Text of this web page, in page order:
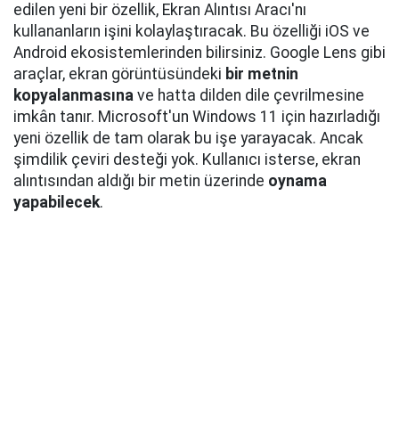
edilen yeni bir özellik, Ekran Alıntısı Aracı'nı
kullananların işini kolaylaştıracak. Bu özelliği iOS ve
Android ekosistemlerinden bilirsiniz. Google Lens gibi
araçlar, ekran görüntüsündeki bir metnin
kopyalanmasına ve hatta dilden dile çevrilmesine
imkân tanır. Microsoft'un Windows 11 için hazırladığı
yeni özellik de tam olarak bu işe yarayacak. Ancak
şimdilik çeviri desteği yok. Kullanıcı isterse, ekran
alıntısından aldığı bir metin üzerinde oynama
yapabilecek.